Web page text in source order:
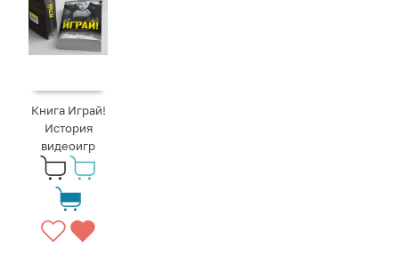
Книга Играй!
История
видеоигр